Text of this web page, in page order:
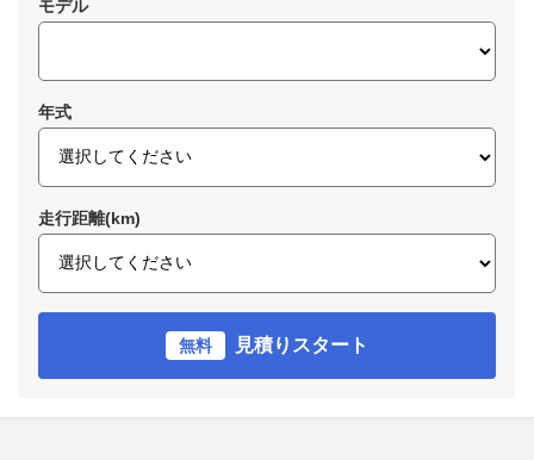
モデル
年式
走行距離(km)
無料 見積りスタート